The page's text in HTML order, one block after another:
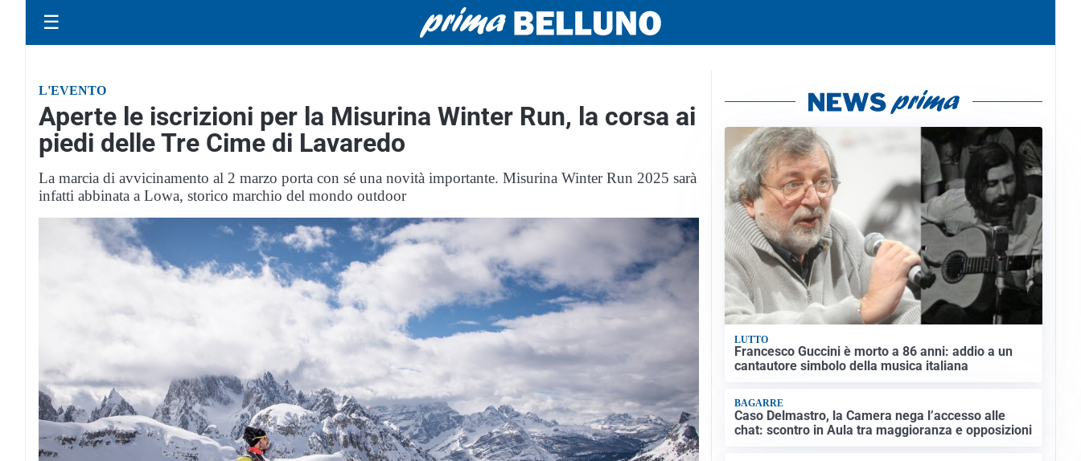
☰
L'EVENTO
Aperte le iscrizioni per la Misurina Winter Run, la corsa ai
piedi delle Tre Cime di Lavaredo
La marcia di avvicinamento al 2 marzo porta con sé una novità importante. Misurina Winter Run 2025 sarà
infatti abbinata a Lowa, storico marchio del mondo outdoor
LUTTO
Francesco Guccini è morto a 86 anni: addio a un
cantautore simbolo della musica italiana
BAGARRE
Caso Delmastro, la Camera nega l’accesso alle
chat: scontro in Aula tra maggioranza e opposizioni